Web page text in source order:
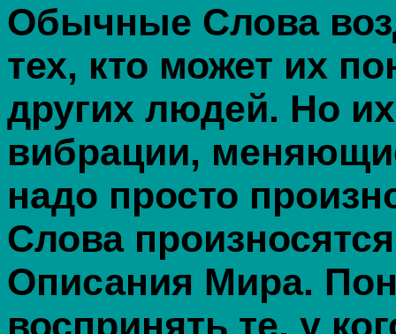
Обычные Слова
тех, кто может их
других людей. Но
вибрации,
надо просто
Слова
Описания Мира.
воспринять те, у